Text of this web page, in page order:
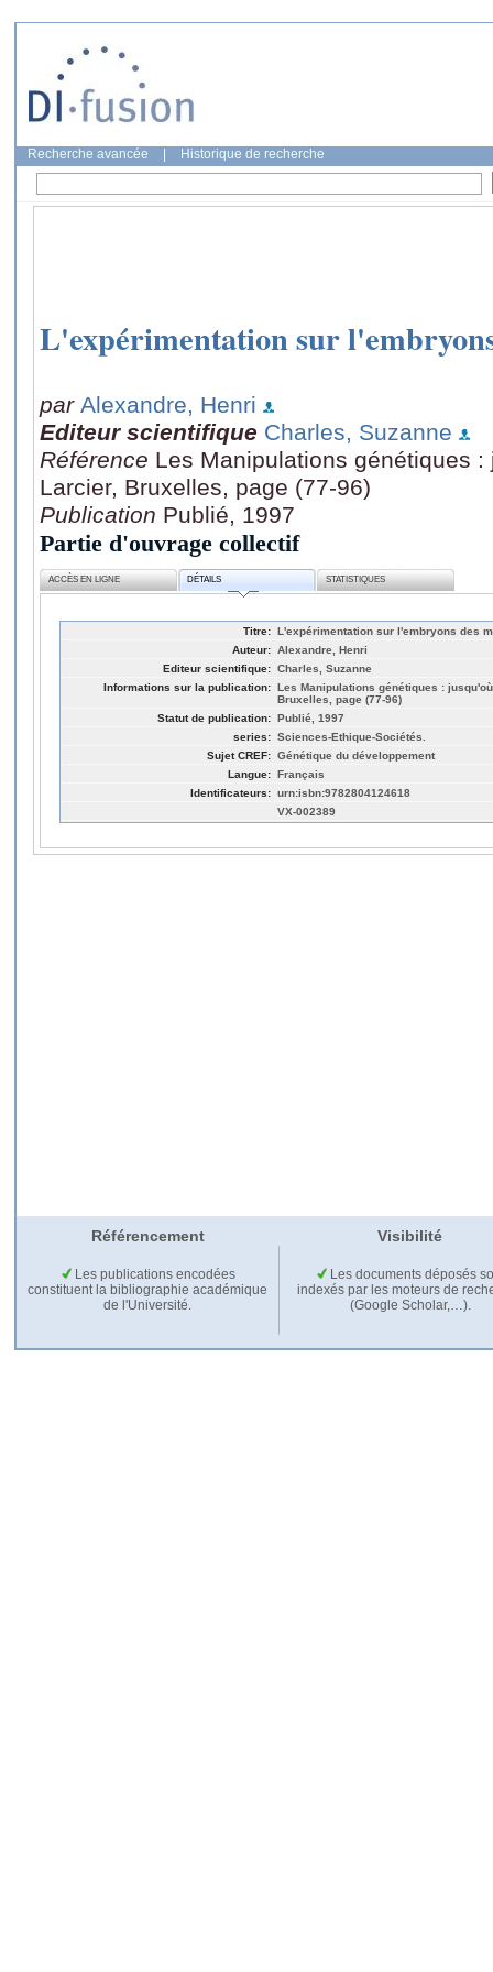
Recherche avancée Historique de recherche
L'expérimentation sur
par Alexandre, Henri
Editeur scientifique Charles, Suzanne
Référence Les Manipulations génétiques
Larcier, Bruxelles, page (77-96)
Publication Publié, 1997
Partie d'ouvrage collectif
ACCÈS EN LIGNE DÉTAILS STATISTIQUES
Titre: L'expérimentation sur l'embryons des
Auteur: Alexandre, Henri
Editeur scientifique: Charles, Suzanne
Informations sur la publication: Les Manipulations génétiques :
Bruxelles, page (77-96)
Statut de publication: Publié, 1997
series: Sciences-Ethique-Sociétés.
Sujet CREF: Génétique du développement
Langue: Français
Identificateurs: urn:isbn:9782804124618
VX-002389
Référencement Visibilité
Les publications encodées
constituent la bibliographie académique
de l'Université.
Les documents déposés
indexés par les moteurs de
(Google Scholar,…).